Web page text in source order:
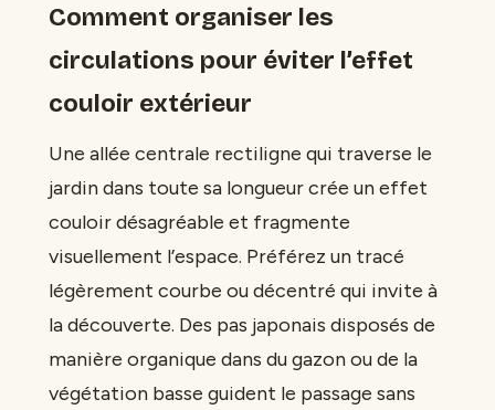
Comment organiser les
circulations pour éviter l’effet
couloir extérieur
Une allée centrale rectiligne qui traverse le
jardin dans toute sa longueur crée un effet
couloir désagréable et fragmente
visuellement l’espace. Préférez un tracé
légèrement courbe ou décentré qui invite à
la découverte. Des pas japonais disposés de
manière organique dans du gazon ou de la
végétation basse guident le passage sans